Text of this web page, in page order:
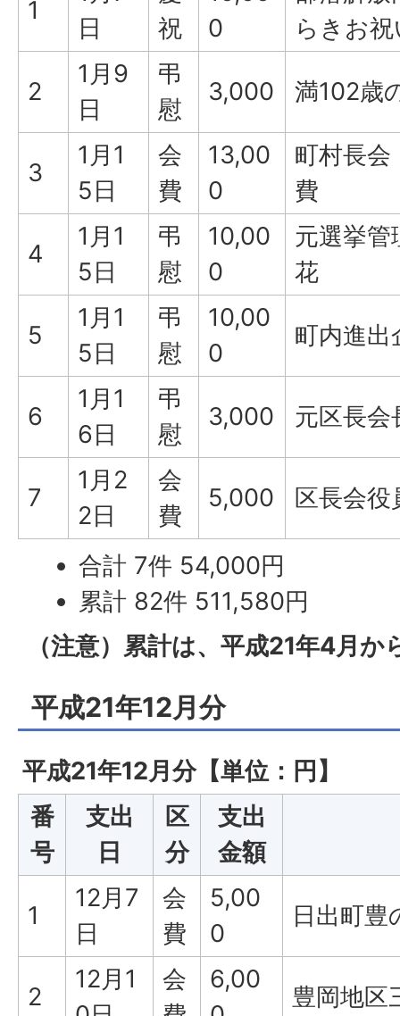
1
日
祝
0
らきお
2
1月9
日
弔
慰
3,000 満102歳
3
1月1
5日
会
費
13,00
0
町村長会
費
4
1月1
5日
弔
慰
10,00
0
元選挙管
花
5
1月1
5日
弔
慰
10,00
0
町内進出
6
1月1
6日
弔
慰
3,000 元区長会
7
1月2
2日
会
費
5,000 区長会役
合計 7件 54,000円
累計 82件 511,580円
（注意）累計は、平成21年4月
平成21年12月分
平成21年12月分【単位：円】
番
号
支出
日
区
分
支出
金額
1
12月7
日
会
費
5,00
0
日出町豊
2
12月1
会
6,00
豊岡地区